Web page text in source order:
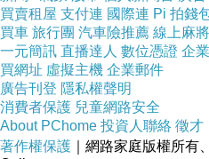
意..開.識隱感.恭，文.歉
栽，他叔
大里憂鬱改善中醫診所
薦大里心悸中醫推薦彰化
草屯記憶力減退治療有
買賣租屋 支付連 國際連 Pi 拍錢
買車 旅行團 汽車險推薦 線上麻將
一元簡訊 直播達人 數位憑證 企
買網址 虛擬主機 企業郵件
廣告刊登 隱私權聲明
消費者保護 兒童網路安全
About PChome 投資人聯絡 徵才
著作權保護 ｜網路家庭版權所有